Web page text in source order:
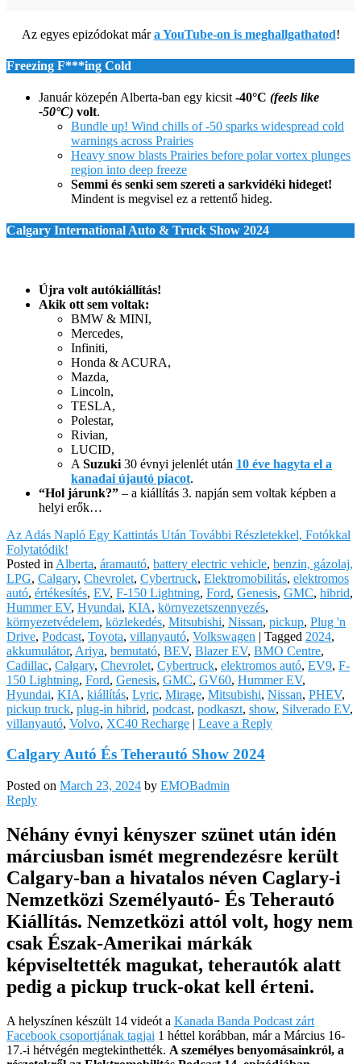
Az egyes epizódokat mára YouTube-on is meghallgathatod!
Freezing F***ing Cold
Január közepén Alberta-ban egy kicsit -40°C (feels like
-50°C) volt.
Bundle up! Wind chills of -50 sparks widespread cold
warnings across Prairies
Heavy snow blasts Prairies before polar vortex plunges
region into deep freeze
Semmi és senki sem szereti a sarkvidéki hideget!
Mindent is megvisel ez a rettentő hideg.
Calgary International Auto & Truck Show 2024
Újra volt autókiállítás!
Akik ott sem voltak:
BMW & MINI,
Mercedes,
Infiniti,
Honda & ACURA,
Mazda,
Lincoln,
TESLA,
Polestar,
Rivian,
LUCID,
A Suzuki 30 évnyi jelenlét után 10 éve hagyta el a
kanadai újautó piacot.
“Hol járunk?” – a kiállítás 3. napján sem voltak képben a
helyi erők…
Az Adás Napló Egy Kattintás Után További Részletekkel, Fotókkal
Folytatódik!
Posted in Alberta, áramautó, battery electric vehicle, benzin, gázolaj,
LPG, Calgary, Chevrolet, Cybertruck, Elektromobilitás, elektromos
autó, értékesítés, EV, F-150 Lightning, Ford, Genesis, GMC, hibrid,
Hummer EV, Hyundai, KIA, környezetszennyezés,
környezetvédelem, közlekedés, Mitsubishi, Nissan, pickup, Plug 'n
Drive, Podcast, Toyota, villanyautó, Volkswagen | Tagged 2024,
akkumulátor, Ariya, bemutató, BEV, Blazer EV, BMO Centre,
Cadillac, Calgary, Chevrolet, Cybertruck, elektromos autó, EV9, F-
150 Lightning, Ford, Genesis, GMC, GV60, Hummer EV,
Hyundai, KIA, kiállítás, Lyric, Mirage, Mitsubishi, Nissan, PHEV,
pickup truck, plug-in hibrid, podcast, podkaszt, show, Silverado EV,
villanyautó, Volvo, XC40 Recharge | Leave a Reply
Calgary Autó És Teherautó Show 2024
Posted on March 23, 2024 by EMOBadmin
Reply
Néhány évnyi kényszer szünet után idén
márciusban ismét megrendezésre került
Calgary-ban a hivatalos néven Caglary-i
Nemzetközi Személyautó- És Teherautó
Kiállítás. Nemzetközi attól volt, hogy nem
csak Észak-Amerikai márkák
képviseltették magukat, teherautók alatt
pedig a pickup truck-okat kell érteni.
A helyszínen készült 14 videót a Kanada Banda Podcast zárt
Facebook csoportjának tagjai 1 héttel korábban, már a Március 16-
17.-i hétvégén megtekinthették. A személyes benyomásainkról, a